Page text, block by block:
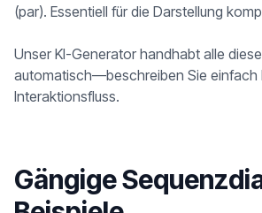
(par). Essentiell für die Darstellung
Unser KI-Generator handhabt alle
automatisch—beschreiben Sie einfach
Interaktionsfluss.
Gängige